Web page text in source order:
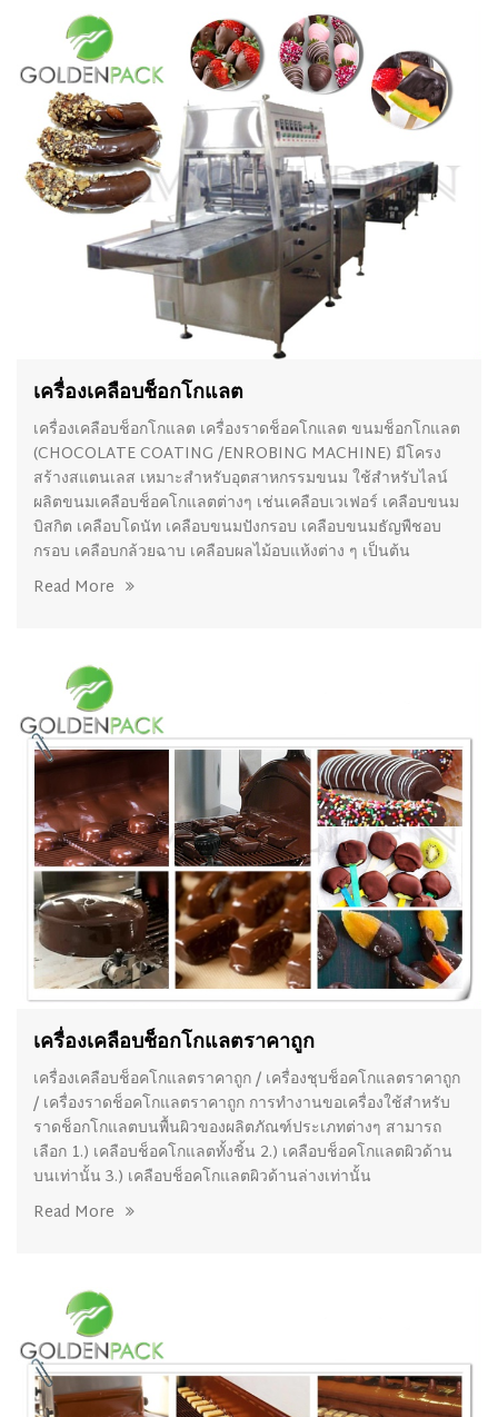
เครื่องเคลือบช็อกโกแลต
เครื่องเคลือบช็อกโกแลต เครื่องราดช็อคโกแลต ขนมช็อกโกแลต
(CHOCOLATE COATING /ENROBING MACHINE) มีโครง
สร้างสแตนเลส เหมาะสำหรับอุตสาหกรรมขนม ใช้สำหรับไลน์
ผลิตขนมเคลือบช็อคโกแลตต่างๆ เช่นเคลือบเวเฟอร์ เคลือบขนม
บิสกิต เคลือบโดนัท เคลือบขนมปังกรอบ เคลือบขนมธัญพืชอบ
กรอบ เคลือบกล้วยฉาบ เคลือบผลไม้อบแห้งต่าง ๆ เป็นต้น
Read More
เครื่องเคลือบช็อกโกแลตราคาถูก
เครื่องเคลือบช็อคโกแลตราคาถูก / เครื่องชุบช็อคโกแลตราคาถูก
/ เครื่องราดช็อคโกแลตราคาถูก การทำงานขอเครื่องใช้สำหรับ
ราดช็อกโกแลตบนพื้นผิวของผลิตภัณฑ์ประเภทต่างๆ สามารถ
เลือก 1.) เคลือบช็อคโกแลตทั้งชิ้น 2.) เคลือบช็อคโกแลตผิวด้าน
บนเท่านั้น 3.) เคลือบช็อคโกแลตผิวด้านล่างเท่านั้น
Read More